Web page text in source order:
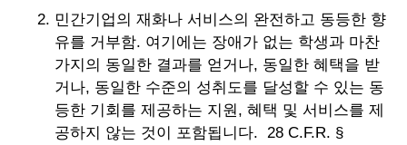
민간기업의 재화나 서비스의 완전하고 동등한 향
유를 거부함. 여기에는 장애가 없는 학생과 마찬
가지의 동일한 결과를 얻거나, 동일한 혜택을 받
거나, 동일한 수준의 성취도를 달성할 수 있는 동
등한 기회를 제공하는 지원, 혜택 및 서비스를 제
공하지 않는 것이 포함됩니다. 28 C.F.R. §